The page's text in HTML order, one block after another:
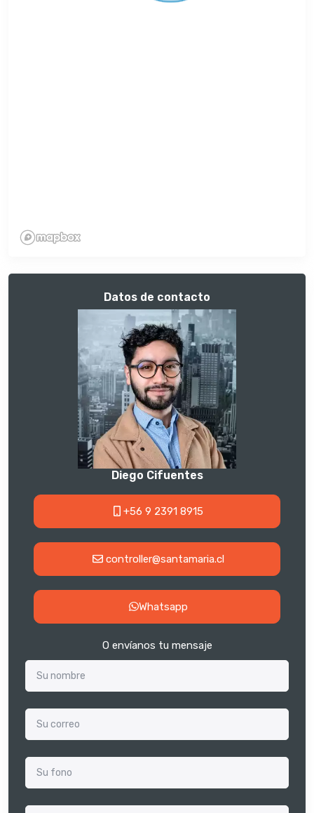
Datos de contacto
Diego Cifuentes
+56 9 2391 8915
controller@santamaria.cl
Whatsapp
O envíanos tu mensaje